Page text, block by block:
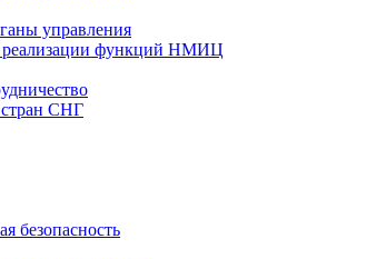
управления
реализации функций НМИЦ
стран СНГ
безопасность